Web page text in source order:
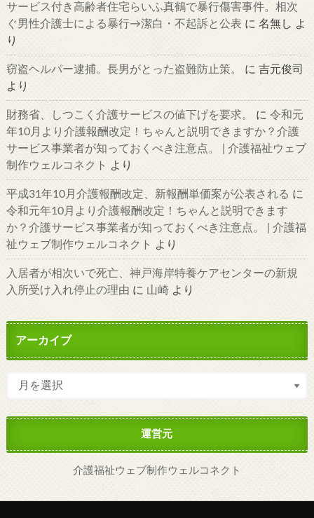
サービス付き高齢者住宅らいふ真鶴で暴行傷害事件。相次
ぐ男性介護士による暴行→潔白・不起訴と公表 に 名無し よ
り
窃盗ヘルパー逮捕。長男がとった盗難防止策。 に 吉元俊司
より
財務省、しつこく介護サービスの値下げを要求。 に 令和元
年10月より介護報酬改定！ちゃんと説明できますか？介護
サービス事業者が知っておくべき注意点。 | 介護福祉ウェブ
制作ウェルコネクト
より
平成31年10月介護報酬改定、新報酬単価案が公表される に
令和元年10月より介護報酬改定！ちゃんと説明できます
か？介護サービス事業者が知っておくべき注意点。 | 介護福
祉ウェブ制作ウェルコネクト
より
入居者が相次いで死亡、神戸海岸特養ケアセンターの新規
入所受け入れ停止の理由 に 山崎より
アーカイブ
運営元
介護福祉ウェブ制作ウェルコネクト